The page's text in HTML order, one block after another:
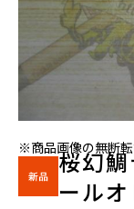
※商品画像の無断転
桜幻
ール